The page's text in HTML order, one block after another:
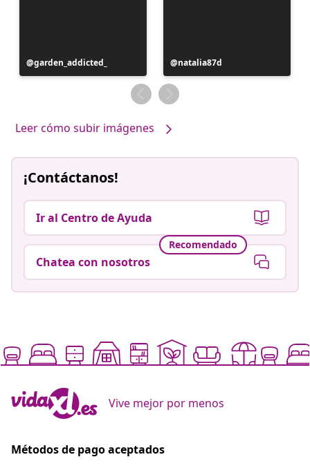
Publicación
realizada
garden_addicted_
Publicación
realizada
por
natalia87d
Leer cómo subir imágenes
¡Contáctanos!
Ir al Centro de Ayuda
Recomendado
Chatea con nosotros
Vive mejor por menos
Métodos de pago aceptados